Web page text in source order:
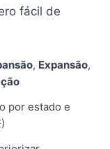
fácil de
, Expansão,
por estado e